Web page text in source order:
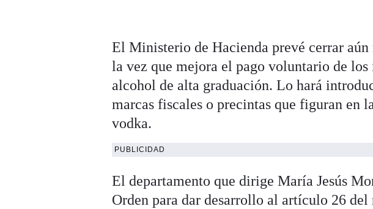
El Ministerio de Hacienda prevé cerrar
la vez que mejora el pago voluntario de los
alcohol de alta graduación. Lo hará
marcas fiscales o precintas que figuran en
vodka.
PUBLICIDAD
El departamento que dirige María Jesús
Orden para dar desarrollo al artículo 26